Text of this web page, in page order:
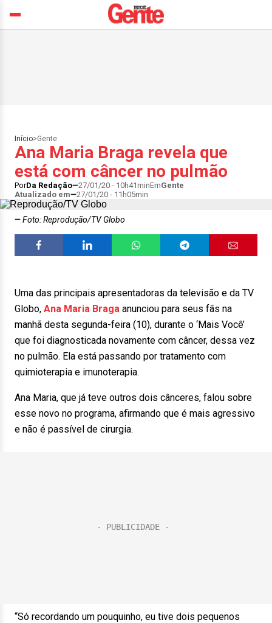
Início>Gente
Ana Maria Braga revela que
está com câncer no pulmão
PorDa Redação 27/01/20 - 10h41minEmGente
Atualizado em
27/01/20 - 11h05min
Foto: Reprodução/TV Globo
Uma das principais apresentadoras da televisão e da TV
Globo, Ana Maria Braga anunciou para seus fãs na
manhã desta segunda-feira (10), durante o ‘Mais Você’
que foi diagnosticada novamente com câncer, dessa vez
no pulmão. Ela está passando por tratamento com
quimioterapia e imunoterapia.
Ana Maria, que já teve outros dois cânceres, falou sobre
esse novo no programa, afirmando que é mais agressivo
e não é passível de cirurgia.
“Só recordando um pouquinho, eu tive dois pequenos